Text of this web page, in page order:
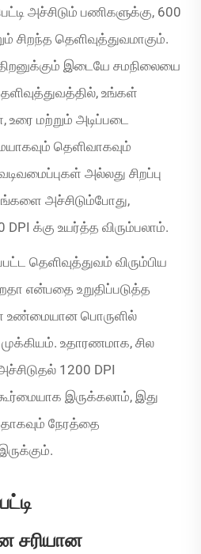
அச்சிடும் பணிகளுக்கு, 600
சிறந்த தெளிவுத்துவமாகும்.
இடையே சமநிலையை
உங்கள்
மற்றும் அடிப்படை
தெளிவாகவும்
அல்லது சிறப்பு
அச்சிடும்போது,
க்கு உயர்த்த விரும்பலாம்.
தெளிவுத்துவம் விரும்பிய
என்பதை உறுதிப்படுத்த
உண்மையான பொருளில்
உதாரணமாக, சில
1200 DPI
இருக்கலாம், இது
நேரத்தை
சரியான